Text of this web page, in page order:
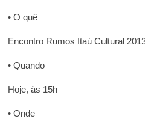
• O quê
Encontro Rumos Itaú Cultural
• Quando
Hoje, às 15h
• Onde